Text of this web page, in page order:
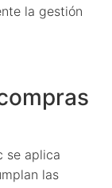
la gestión
se aplica
las